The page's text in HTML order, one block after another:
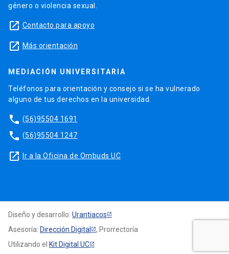
género o violencia sexual.
launch Contacto para apoyo
launch Más orientación
MEDIACIÓN UNIVERSITARIA
Teléfonos para orientación y consejo si se ha vulnerado
alguno de tus derechos en la universidad.
phone (56)95504 1691
phone (56)95504 1247
launch Ir a la Oficina de Ombuds UC
Diseño y desarrollo: Urantiacos
Asesoría: Dirección Digital
, Prorrectoría
Utilizando el Kit Digital UC